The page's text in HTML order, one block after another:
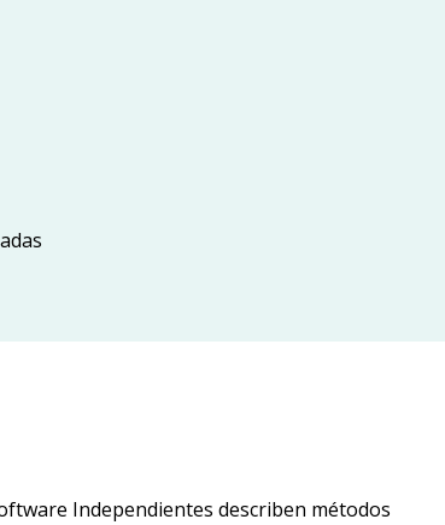
Independientes describen métodos